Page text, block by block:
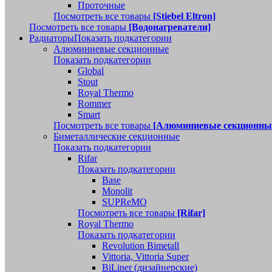
Проточные
Посмотреть все товары [Stiebel Eltron]
Посмотреть все товары [Водонагреватели]
РадиаторыПоказать подкатегории
Алюминиевые секционные
Показать подкатегории
Global
Stout
Royal Thermo
Rommer
Smart
Посмотреть все товары [Алюминиевые
Биметаллические секционные
Показать подкатегории
Rifar
Показать подкатегории
Base
Monolit
SUPReMO
Посмотреть все товары [Rifar]
Royal Thermo
Показать подкатегории
Revolution Bimetall
Vittoria, Vittoria Super
BiLiner (дизайнерские)